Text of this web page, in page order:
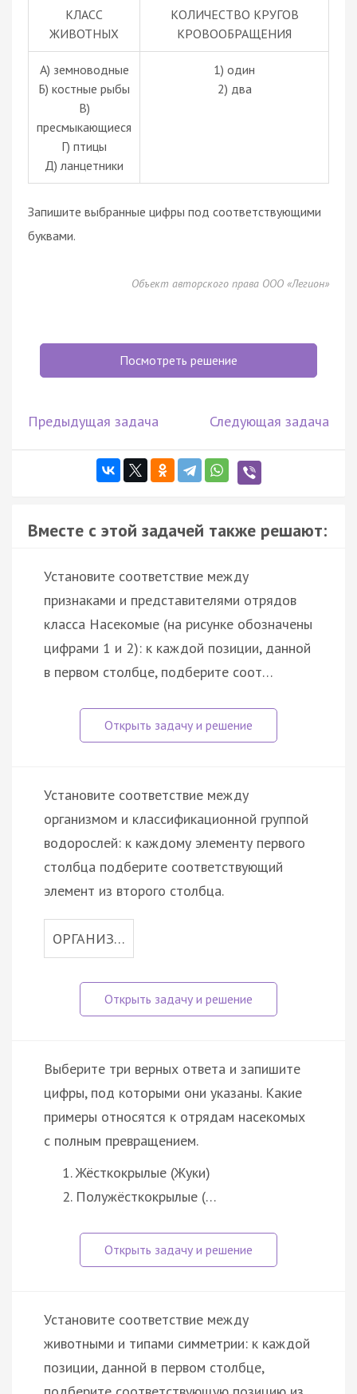
КЛАСС
ЖИВОТНЫХ
КОЛИЧЕСТВО КРУГОВ
КРОВООБРАЩЕНИЯ
А) земноводные
Б) костные рыбы
В)
пресмыкающиеся
Г) птицы
Д) ланцетники
1) один
2) два
Запишите выбранные цифры под соответствующими
буквами.
Объект авторского права ООО «Легион»
Посмотреть решение
Предыдущая задача Следующая задача
Вместе с этой задачей также решают:
Установите соответствие между
признаками и представителями отрядов
класса Насекомые (на рисунке обозначены
цифрами 1 и 2): к каждой позиции, данной
в первом столбце, подберите соот…
Установите соответствие между
организмом и классификационной группой
водорослей: к каждому элементу первого
столбца подберите соответствующий
элемент из второго столбца.
ОРГАНИЗ…
Выберите три верных ответа и запишите
цифры, под которыми они указаны. Какие
примеры относятся к отрядам насекомых
с полным превращением.
Жёсткокрылые (Жуки)
Полужёсткокрылые (…
Установите соответствие между
животными и типами симметрии: к каждой
позиции, данной в первом столбце,